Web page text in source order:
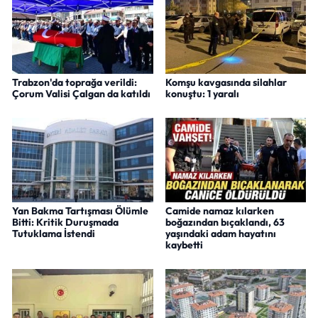
Trabzon'da toprağa verildi:
Çorum Valisi Çalgan da katıldı
Komşu kavgasında silahlar
konuştu: 1 yaralı
Yan Bakma Tartışması Ölümle
Bitti: Kritik Duruşmada
Tutuklama İstendi
Camide namaz kılarken
boğazından bıçaklandı, 63
yaşındaki adam hayatını
kaybetti